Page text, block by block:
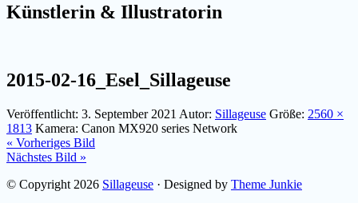
Künstlerin & Illustratorin
2015-02-16_Esel_Sillageuse
Veröffentlicht: 3. September 2021 Autor: Sillageuse Größe: 2560 ×
1813 Kamera: Canon MX920 series Network
« Vorheriges Bild
Nächstes Bild »
© Copyright 2026 Sillageuse · Designed by Theme Junkie